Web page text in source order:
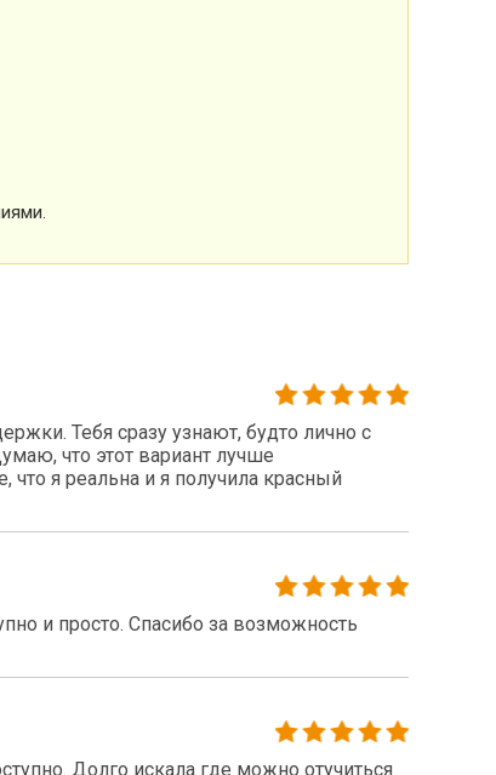
Тебя сразу узнают, будто лично с
что этот вариант лучше
что я реальна и я получила красный
и просто. Спасибо за возможность
Долго искала где можно отучиться